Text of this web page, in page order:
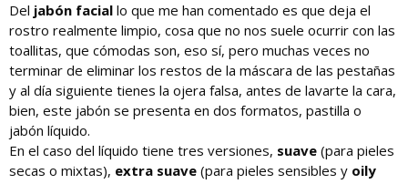
Del jabón facial lo que me han comentado es que deja el
rostro realmente limpio, cosa que no nos suele ocurrir con las
toallitas, que cómodas son, eso sí, pero muchas veces no
terminar de eliminar los restos de la máscara de las pestañas
y al día siguiente tienes la ojera falsa, antes de lavarte la cara,
bien, este jabón se presenta en dos formatos, pastilla o
jabón líquido.
En el caso del líquido tiene tres versiones, suave (para pieles
secas o mixtas), extra suave (para pieles sensibles y oily